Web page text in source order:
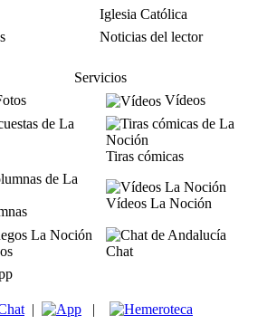
Iglesia Católica
Noticias del lector
Servicios
Vídeos
Tiras cómicas
Vídeos La Noción
Chat
| |